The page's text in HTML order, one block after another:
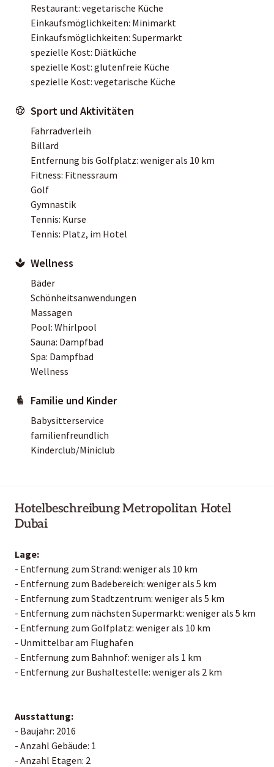
Restaurant: vegetarische Küche
Einkaufsmöglichkeiten: Minimarkt
Einkaufsmöglichkeiten: Supermarkt
spezielle Kost: Diätküche
spezielle Kost: glutenfreie Küche
spezielle Kost: vegetarische Küche
Sport und Aktivitäten
Fahrradverleih
Billard
Entfernung bis Golfplatz: weniger als 10 km
Fitness: Fitnessraum
Golf
Gymnastik
Tennis: Kurse
Tennis: Platz, im Hotel
Wellness
Bäder
Schönheitsanwendungen
Massagen
Pool: Whirlpool
Sauna: Dampfbad
Spa: Dampfbad
Wellness
Familie und Kinder
Babysitterservice
familienfreundlich
Kinderclub/Miniclub
Hotelbeschreibung Metropolitan Hotel
Dubai
Lage:
- Entfernung zum Strand: weniger als 10 km
- Entfernung zum Badebereich: weniger als 5 km
- Entfernung zum Stadtzentrum: weniger als 5 km
- Entfernung zum nächsten Supermarkt: weniger als 5 km
- Entfernung zum Golfplatz: weniger als 10 km
- Unmittelbar am Flughafen
- Entfernung zum Bahnhof: weniger als 1 km
- Entfernung zur Bushaltestelle: weniger als 2 km
Ausstattung:
- Baujahr: 2016
- Anzahl Gebäude: 1
- Anzahl Etagen: 2